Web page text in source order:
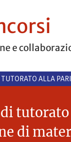
e
ALLA PARI
di
di